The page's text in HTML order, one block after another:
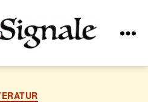
Kategorien